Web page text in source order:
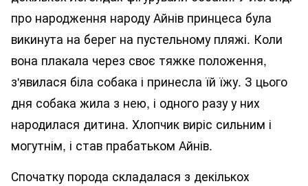
про народження народу Айнів принцеса була
викинута на берег на пустельному пляжі. Коли
вона плакала через своє тяжке положення,
з'явилася біла собака і принесла їй їжу. З цього
дня собака жила з нею, і одного разу у них
народилася дитина. Хлопчик виріс сильним і
могутнім, і став прабатьком Айнів.
Спочатку порода складалася з декількох